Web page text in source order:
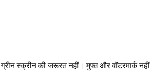
स्क्रीन की जरूरत नहीं। मुफ्त और वॉटरमार्क नहीं